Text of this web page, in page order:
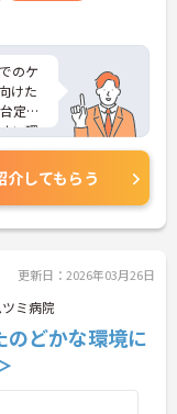
のケ
けた
定時
い環
トな
ご
介してもらう
更新日：2026年03月26日
ミ病院
のどかな環境に